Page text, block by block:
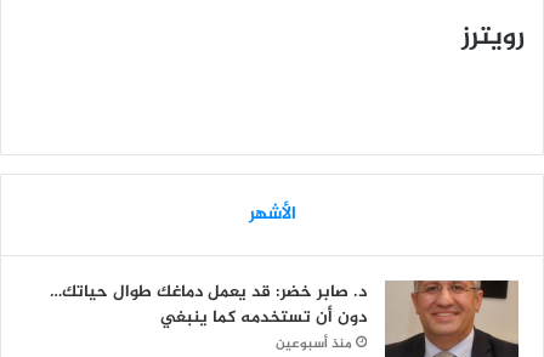
رويترز
الأشهر
د. صابر خضر: قد يعمل دماغك طوال حياتك…
دون أن تستخدمه كما ينبغي
منذ أسبوعين